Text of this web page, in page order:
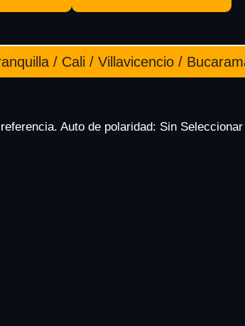
/ Cali / Villavicencio /
Auto de polaridad: Sin Seleccionar